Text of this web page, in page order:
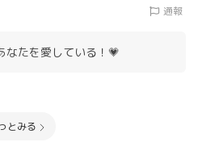
通報
なたを愛している！💗
とみる